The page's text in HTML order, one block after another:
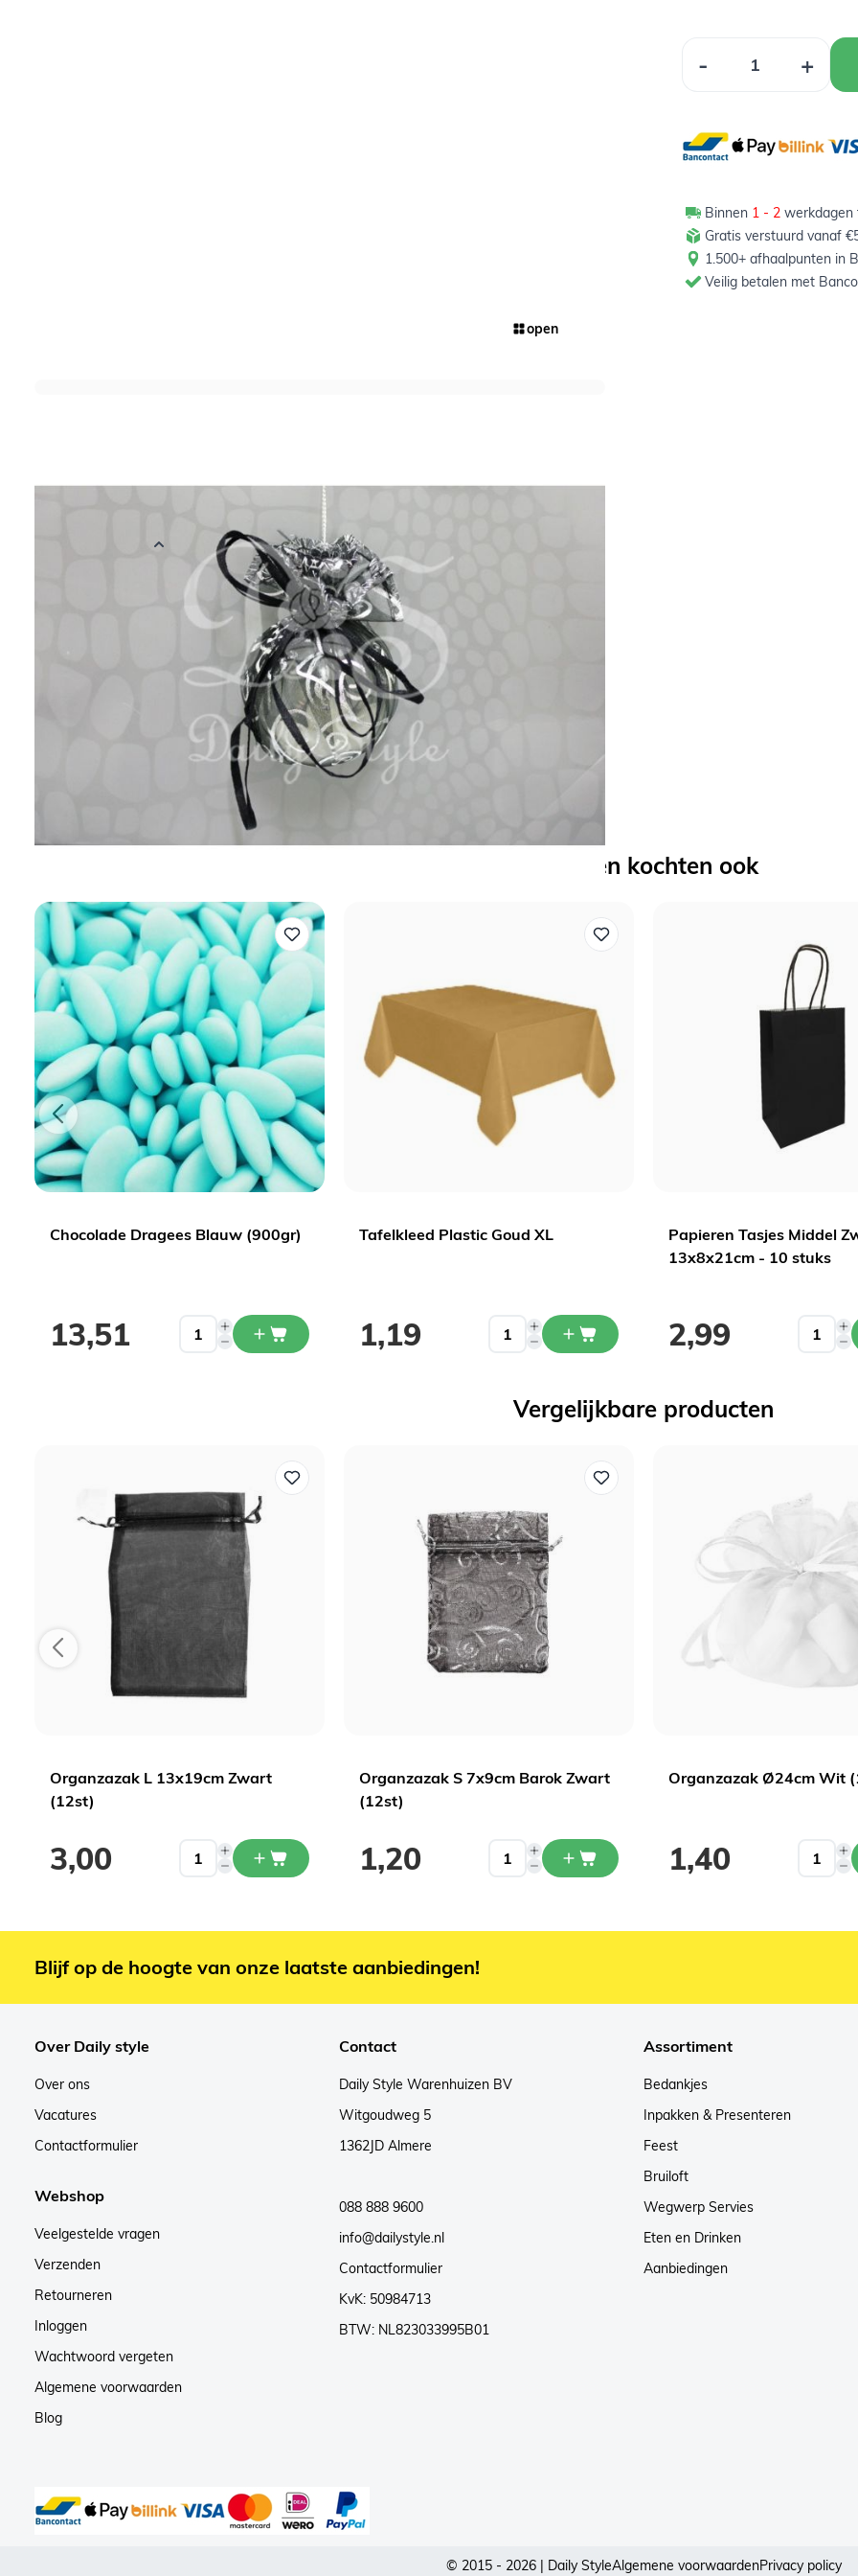
open
diameter van 24 cm. Door aan het lint te trekken wordt het platte stuk stof een mooi bol
5060123654783
Zwart
Organza
Verpakt per 12 stuks
24 cm
- +
Binnen 1 - 2 werkdagen
Gratis verstuurd vanaf
1.500+ afhaalpunten in
Veilig betalen met
Anderen kochten ook
Chocolade Dragees Blauw (900gr)
13,51
Tafelkleed Plastic Goud XL
1,19
Papieren Tasjes Middel
13x8x21cm - 10 stuks
2,99
Vergelijkbare producten
Organzazak L 13x19cm Zwart
(12st)
3,00
Organzazak S 7x9cm Barok Zwart
(12st)
1,20
Organzazak Ø24cm Wit
1,40
Blijf op de hoogte van onze laatste aanbiedingen!
Over Daily style
Over ons
Vacatures
Contactformulier
Webshop
Veelgestelde vragen
Verzenden
Retourneren
Inloggen
Wachtwoord vergeten
Algemene voorwaarden
Blog
Contact
Daily Style Warenhuizen BV
Witgoudweg 5
1362JD Almere
088 888 9600
info@dailystyle.nl
Contactformulier
KvK: 50984713
BTW: NL823033995B01
Assortiment
Bedankjes
Inpakken & Presenteren
Feest
Bruiloft
Wegwerp Servies
Eten en Drinken
Aanbiedingen
© 2015 - 2026 | Daily StyleAlgemene voorwaardenPrivacy policy